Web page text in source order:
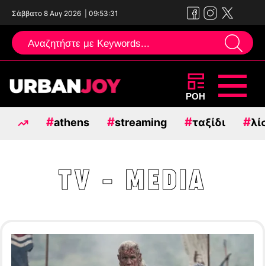
Σάββατο 8 Αυγ 2026 09:53:32
Μεταπηδήστε
περιεχόμενο
ΡΟΗ
#athens #streaming #ταξίδι #
TV - MEDIA